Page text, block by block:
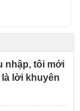
nhập, tôi mới
là lời khuyên